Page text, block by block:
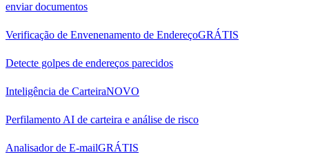
enviar documentos
Verificação de Envenenamento de EndereçoGRÁTIS
Detecte golpes de endereços parecidos
Inteligência de CarteiraNOVO
Perfilamento AI de carteira e análise de risco
Analisador de E-mailGRÁTIS